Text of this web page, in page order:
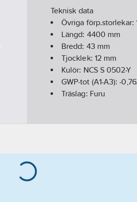
Teknisk data
Övriga förp.storlekar:
Längd: 4400 mm
Bredd: 43mm
Tjocklek: 12mm
Kulör: NCS S 0502-Y
GWP-tot (A1-A3):-
Träslag: Furu